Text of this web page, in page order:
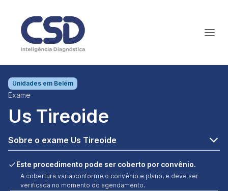
Unidades em Belém
Exame
Us Tireoide
Sobre o exame Us Tireoide
Este procedimento pode ser coberto por convênio.
A cobertura varia conforme o convênio e plano, e deve ser
verificada no momento do agendamento.